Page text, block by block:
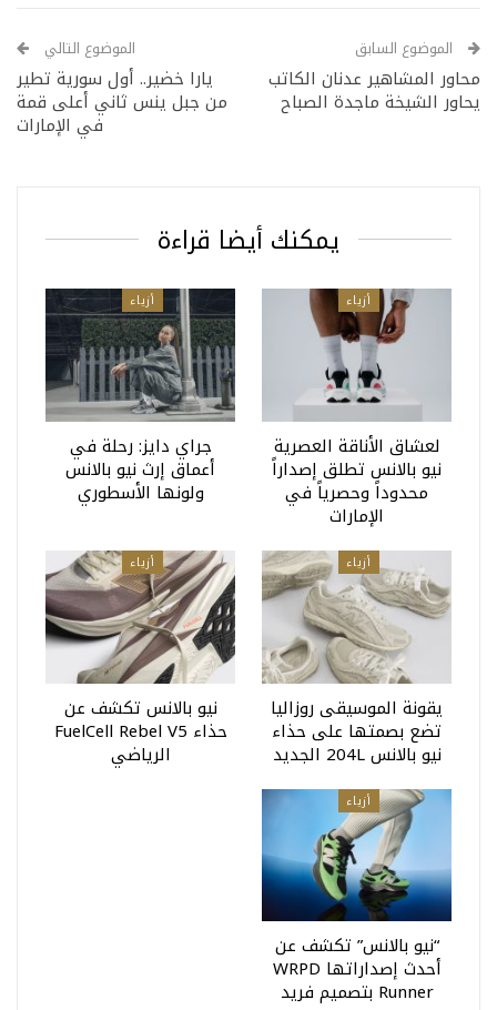
الموضوع السابق
محاور المشاهير عدنان الكاتب
يحاور الشيخة ماجدة الصباح
الموضوع التالي
يارا خضير.. أول سورية تطير
من جبل ينس ثاني أعلى قمة
في الإمارات
يمكنك أيضا قراءة
أزياء
لعشاق الأناقة العصرية
نيو بالانس تطلق إصداراً
محدوداً وحصرياً في
الإمارات
أزياء
جراي دايز: رحلة في
أعماق إرث نيو بالانس
ولونها الأسطوري
أزياء
يقونة الموسيقى روزاليا
تضع بصمتها على حذاء
نيو بالانس 204L الجديد
أزياء
نيو بالانس تكشف عن
حذاء FuelCell Rebel V5
الرياضي
أزياء
“نيو بالانس” تكشف عن
أحدث إصداراتها WRPD
Runner بتصميم فريد